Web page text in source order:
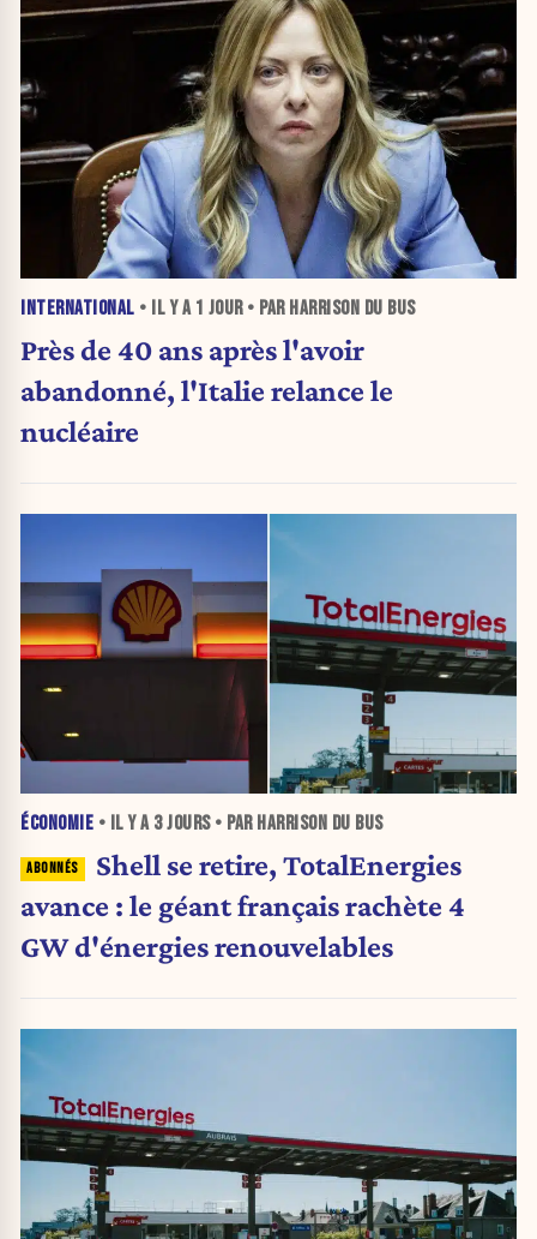
INTERNATIONAL • IL Y A 1 JOUR• PAR HARRISON DU BUS
Près de 40 ans après l'avoir
abandonné, l'Italie relance le
nucléaire
ÉCONOMIE • IL Y A 3 JOURS• PAR HARRISON DU BUS
Shell se retire, TotalEnergies
avance : le géant français rachète 4
GW d'énergies renouvelables